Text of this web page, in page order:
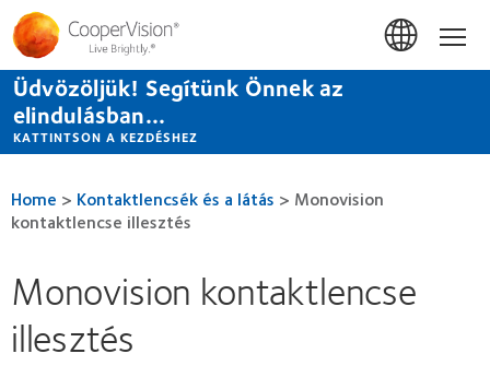
Ugrás
tartalomra
Üdvözöljük! Segítünk Önnek az
elindulásban...
KATTINTSON A KEZDÉSHEZ
Home > Kontaktlencsék és a látás > Monovision
kontaktlencse illesztés
Monovision kontaktlencse
illesztés